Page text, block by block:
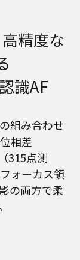
精度な
識AF
組み合わせ
相差
315点測
ォーカス領
の両方で柔